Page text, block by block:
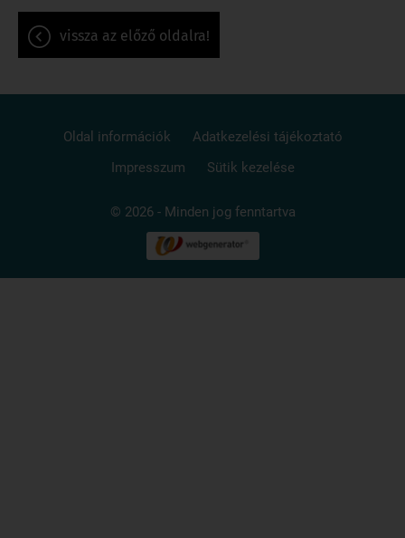
vissza az előző oldalra!
© 2026 - Minden jog fenntartva
Oldal információk
Adatkezelési tájékoztató
Impresszum
Sütik kezelése